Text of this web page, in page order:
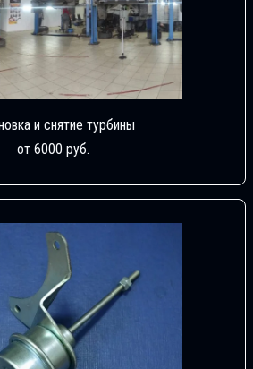
и снятие турбины
от 6000 руб.